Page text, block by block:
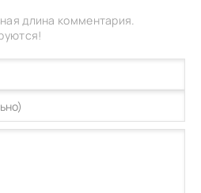
длина комментария.